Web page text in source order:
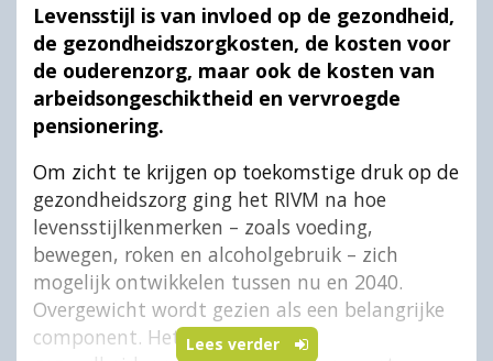
Lees verder
Levensstijl is van invloed op de gezondheid,
de gezondheidszorgkosten, de kosten voor
de ouderenzorg, maar ook de kosten van
arbeidsongeschiktheid en vervroegde
pensionering.
Om zicht te krijgen op toekomstige druk op de
gezondheidszorg ging het RIVM na hoe
levensstijlkenmerken – zoals voeding,
bewegen, roken en alcoholgebruik – zich
mogelijk ontwikkelen tussen nu en 2040.
Overgewicht wordt gezien als een belangrijke
component. Het risico op